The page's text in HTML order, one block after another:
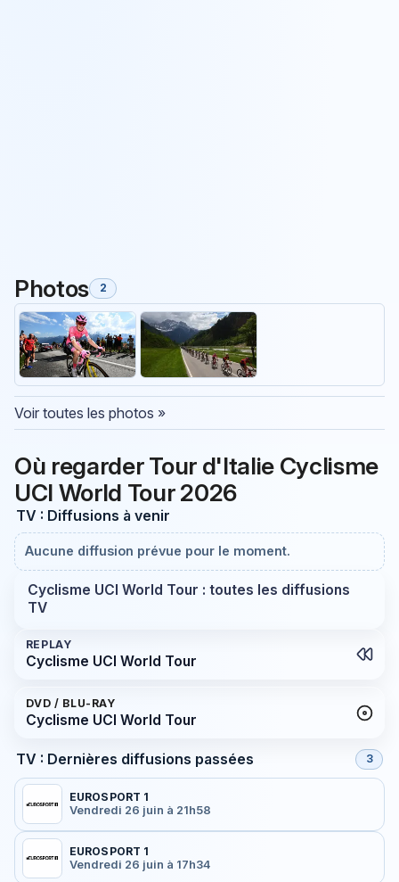
Photos 2
Voir toutes les photos »
Où regarder Tour d'Italie Cyclisme
UCI World Tour 2026
TV : Diffusions à venir
Aucune diffusion prévue pour le moment.
Cyclisme UCI World Tour : toutes les diffusions
TV
REPLAY
Cyclisme UCI World Tour
DVD / BLU-RAY
Cyclisme UCI World Tour
TV : Dernières diffusions passées 3
EUROSPORT 1
Vendredi 26 juin à 21h58
EUROSPORT 1
Vendredi 26 juin à 17h34